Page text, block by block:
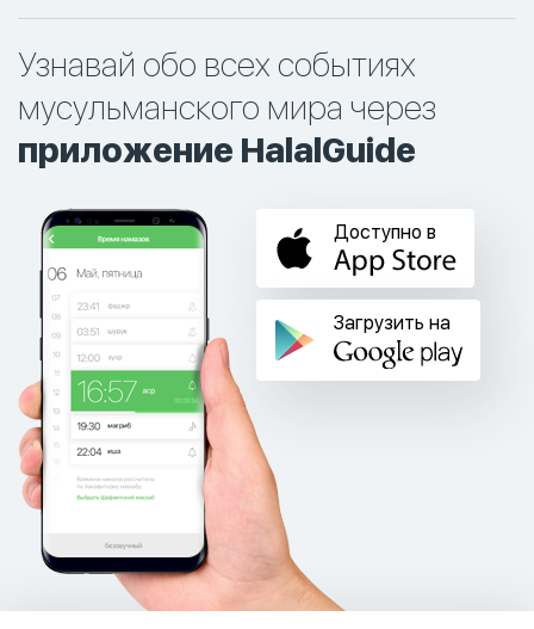
Узнавай обо всех событиях
мусульманского мира через
приложение HalalGuide
Доступно в
Загрузить на